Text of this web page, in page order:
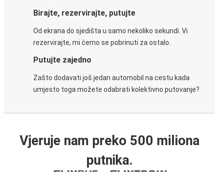
Birajte, rezervirajte, putujte
Od ekrana do sjedišta u samo nekoliko sekundi. Vi
rezervirajte, mi ćemo se pobrinuti za ostalo.
Putujte zajedno
Zašto dodavati još jedan automobil na cestu kada
umjesto toga možete odabrati kolektivno putovanje?
Vjeruje nam preko 500 miliona
putnika.